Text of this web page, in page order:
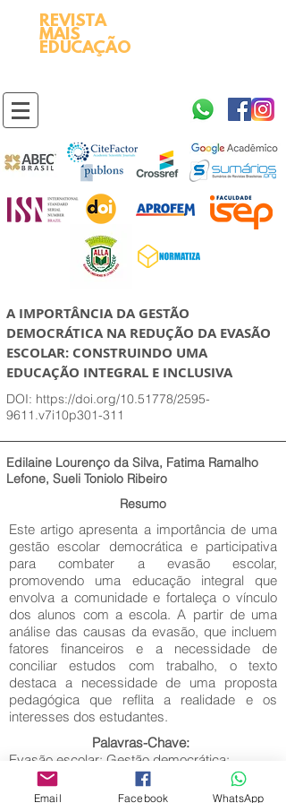
REVISTA
MAIS
EDUCAÇÃO
A IMPORTÂNCIA DA GESTÃO
DEMOCRÁTICA NA REDUÇÃO DA EVASÃO
ESCOLAR: CONSTRUINDO UMA
EDUCAÇÃO INTEGRAL E INCLUSIVA
DOI: https://doi.org/10.51778/2595-
9611.v7i10p301-311
Edilaine Lourenço da Silva, Fatima Ramalho
Lefone, Sueli Toniolo Ribeiro
Resumo
Este artigo apresenta a importância de uma
gestão escolar democrática e participativa
para combater a evasão escolar,
promovendo uma educação integral que
envolva a comunidade e fortaleça o vínculo
dos alunos com a escola. A partir de uma
análise das causas da evasão, que incluem
fatores financeiros e a necessidade de
conciliar estudos com trabalho, o texto
destaca a necessidade de uma proposta
pedagógica que reflita a realidade e os
interesses dos estudantes.
Palavras-Chave:
Evasão escolar; Gestão democrática;
Proposta pedagógica.
Email Facebook WhatsApp